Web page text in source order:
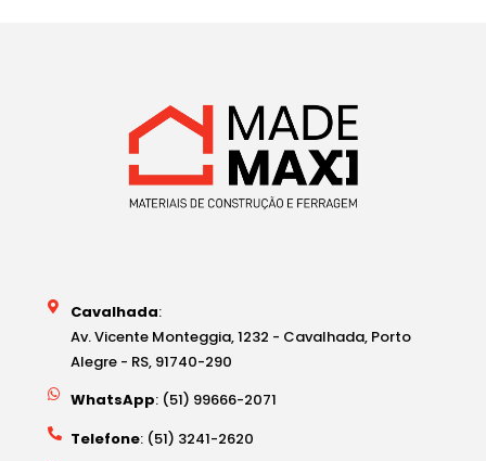
Cavalhada:
Av. Vicente Monteggia, 1232 - Cavalhada, Porto
Alegre - RS, 91740-290
WhatsApp: (51) 99666-2071
Telefone: (51) 3241-2620